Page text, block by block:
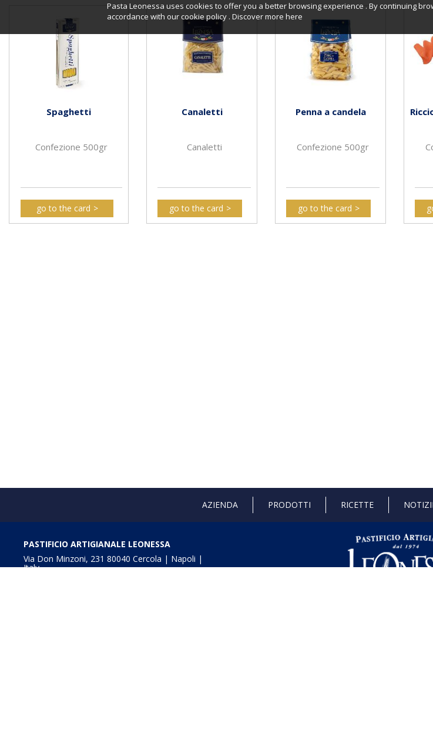
Pasta Leonessa uses cookies to offer you a better browsing experience . By continuing
accordance with our cookie policy . Discover more here
Spaghetti
Confezione 500gr
go to the card
Canaletti
Canaletti
go to the card
Penna a candela
Confezione 500gr
go to the card
AZIENDA PRODOTTI RICETTE
PASTIFICIO ARTIGIANALE LEONESSA
Via Don Minzoni, 231 80040 Cercola | Napoli |
Italy